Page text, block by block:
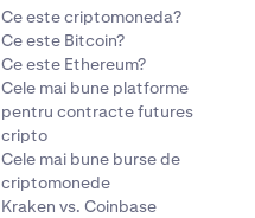
Ce este criptomoneda?
Ce este Bitcoin?
Ce este Ethereum?
Cele mai bune platforme
pentru contracte futures
cripto
Cele mai bune burse de
criptomonede
Kraken vs. Coinbase